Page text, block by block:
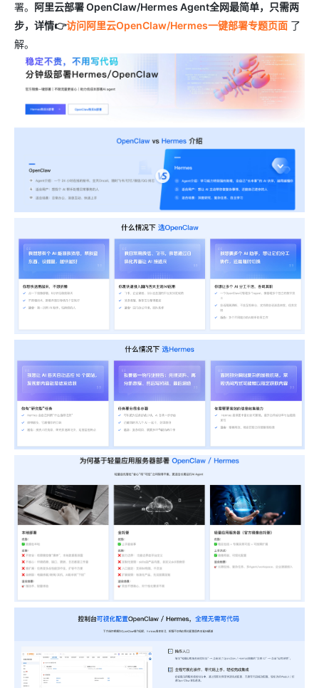
署。 阿里云部署 OpenClaw/Hermes Agent全网最简单，只需两
步，详情👉访问阿里云OpenClaw/Hermes一键部署专题页面 了
解。